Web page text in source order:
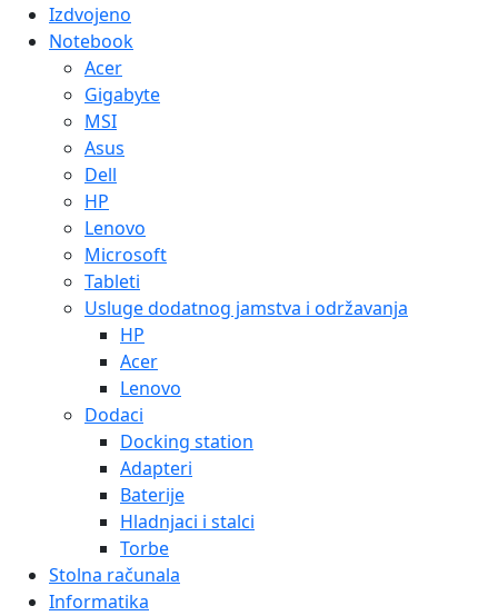
Izdvojeno
Notebook
Acer
Gigabyte
MSI
Asus
Dell
HP
Lenovo
Microsoft
Tableti
Usluge dodatnog jamstva i održavanja
HP
Acer
Lenovo
Dodaci
Docking station
Adapteri
Baterije
Hladnjaci i stalci
Torbe
Stolna računala
Informatika